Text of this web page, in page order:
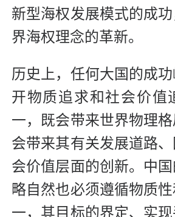
新型海权发展模式的成
界海权理念的革新。
历史上，任何大国的成
开物质追求和社会价值
一，既会带来世界物理
会带来其有关发展道路
会价值层面的创新。中
略自然也必须遵循物质
一，其目标的界定、实